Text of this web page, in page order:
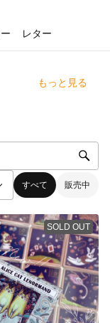
レター
もっと見る
すべて 販売中
SOLD OUT